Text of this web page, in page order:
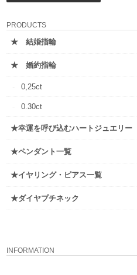
PRODUCTS
★ 結婚指輪
★ 婚約指輪
0,25ct
0.30ct
★幸運を呼び込むハートジュエリー
★ペンダント一覧
★イヤリング・ピアス一覧
★ダイヤプチネック
INFORMATION